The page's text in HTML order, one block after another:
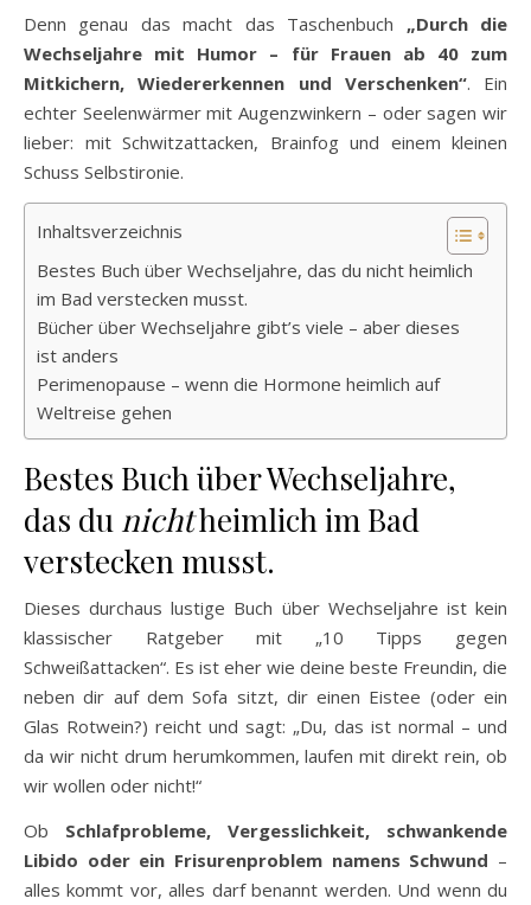
Denn genau das macht das Taschenbuch „Durch die
Wechseljahre mit Humor – für Frauen ab 40 zum
Mitkichern, Wiedererkennen und Verschenken“. Ein
echter Seelenwärmer mit Augenzwinkern – oder sagen wir
lieber: mit Schwitzattacken, Brainfog und einem kleinen
Schuss Selbstironie.
Inhaltsverzeichnis
Bestes Buch über Wechseljahre, das du nicht heimlich
im Bad verstecken musst.
Bücher über Wechseljahre gibt’s viele – aber dieses
ist anders
Perimenopause – wenn die Hormone heimlich auf
Weltreise gehen
Bestes Buch über Wechseljahre,
das du nichtheimlich im Bad
verstecken musst.
Dieses durchaus lustige Buch über Wechseljahre ist kein
klassischer Ratgeber mit „10 Tipps gegen
Schweißattacken“. Es ist eher wie deine beste Freundin, die
neben dir auf dem Sofa sitzt, dir einen Eistee (oder ein
Glas Rotwein?) reicht und sagt: „Du, das ist normal – und
da wir nicht drum herumkommen, laufen mit direkt rein, ob
wir wollen oder nicht!“
Ob Schlafprobleme, Vergesslichkeit, schwankende
Libido oder ein Frisurenproblem namens Schwund –
alles kommt vor, alles darf benannt werden. Und wenn du